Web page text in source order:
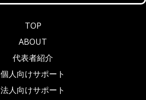
TOP
ABOUT
代表者紹介
個人向けサポート
法人向けサポート